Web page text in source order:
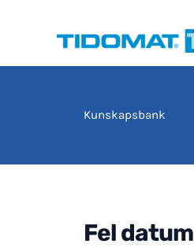
Kunskapsbank
Fel datum